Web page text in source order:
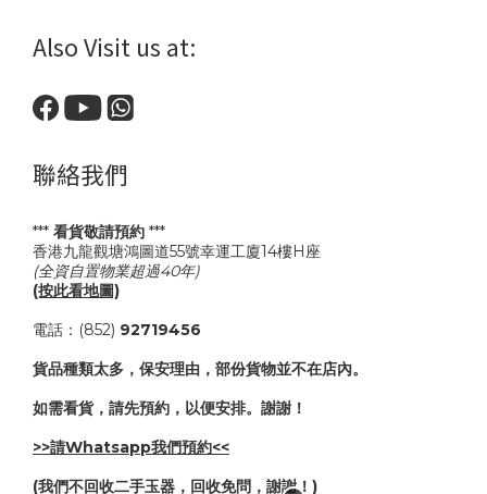
Also Visit us at:
聯絡我們
*** 看貨敬請預約 ***
香港九龍觀塘鴻圖道55號幸運工廈14樓H座
(全資自置物業超過40年)
(按此看地圖)
電話：(852) 92719456
貨品種類太多，保安理由，部份貨物並不在店內。
如需看貨，請先預約，以便安排。謝謝！
>>請Whatsapp我們預約<<
(我們不回收二手玉器，回收免問，謝謝！)